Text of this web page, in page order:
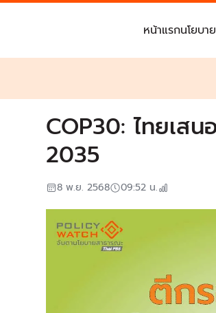
หน้าแรกนโยบาย
COP30: ไทยเส
2035
8 พ.ย. 2568 09:52 น.